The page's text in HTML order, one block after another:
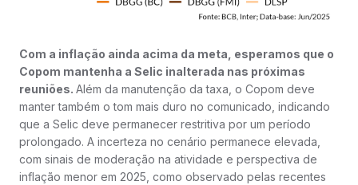
Com a inflação ainda acima da meta, esperamos que o
Copom mantenha a Selic inalterada nas próximas
reuniões. Além da manutenção da taxa, o Copom deve
manter também o tom mais duro no comunicado, indicando
que a Selic deve permanecer restritiva por um período
prolongado. A incerteza no cenário permanece elevada,
com sinais de moderação na atividade e perspectiva de
inflação menor em 2025, como observado pelas recentes